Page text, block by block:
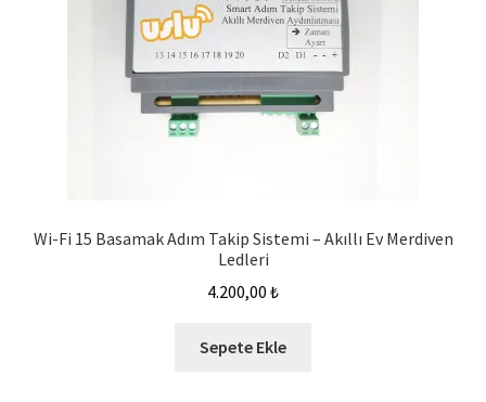
Wi-Fi 15 Basamak Adım Takip Sistemi – Akıllı Ev Merdiven
Ledleri
4.200,00 ₺
Sepete Ekle